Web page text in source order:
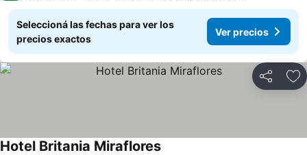
Seleccioná las fechas para ver los
precios exactos
Ver precios
Compartir
Hotel Britania Miraflores